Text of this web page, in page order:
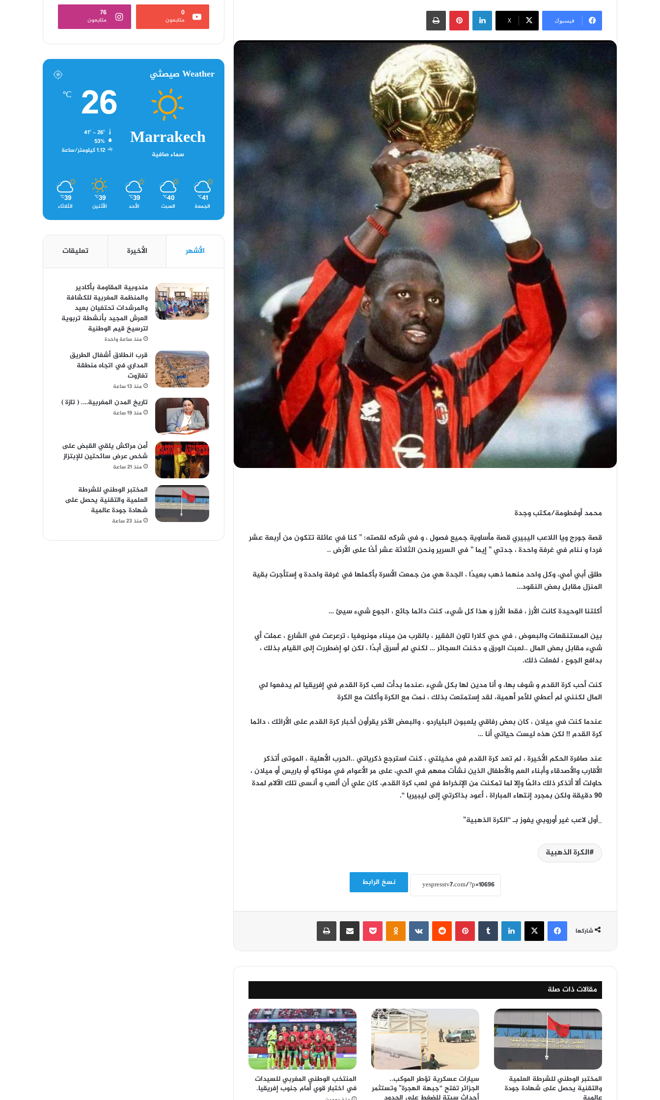
فيسبوك ‫X
لينكدإن بينتيريست
محمد أوفطومة/مكتب وجدة
قصة جورج ويا اللاعب اليبيري قصة مأساوية جميع فصول ، و في شركه لقصته: ” كنا في عائلة تتكون من أربعة عشر
فردا و ننام في غرفة واحدة ، جدتي ” إيما ” في السرير ونحن الثلاثة عشر أخًا على الأرض ..
طلق أبي أمي، وكل واحد منهما ذهب بعيدًا ، الجدة هي من جمعت الأسرة بأكملها في غرفة واحدة و إستأجرت بقية
المنزل مقابل بعض النقود…
أكلتنا الوحيدة كانت الأرز ، فقط الأرز و هذا كل شيء، كنت دائما جائع ، الجوع شيء سيئ …
بين المستنقعات والبعوض ، في حي كلارا تاون الفقير ، بالقرب من ميناء مونروفيا ، ترعرعت في الشارع ، عملت أي
شيء مقابل بعض المال ..لعبت الورق و دخنت السجائر … لكني لم أسرق أبدًا ، لكن لو إضطررت إلى القيام بذلك ،
بدافع الجوع ، لفعلت ذلك.
كنت أحب كرة القدم و شوف بها، و أنا مدين لها بكل شيء ،عندما بدأت لعب كرة القدم في إفريقيا لم يدفعوا لي
المال لكنني لم أعطي للأمر أهمية، لقد إستمتعت بذلك ، نمت مع الكرة وأكلت مع الكرة
عندما كنت في ميلان ، كان بعض رفاقي يلعبون البلياردو ، والبعض الآخر يقرأون أخبار كرة القدم على الأرائك ، دائما
كرة القدم !! لكن هذه ليست حياتي أنا …
عند صافرة الحكم الأخيرة ، لم تعد كرة القدم في مخيلتي ، كنت استرجع ذكرياتي ..الحرب الأهلية ، الموتى أتذكر
الأقارب والأصدقاء وأبناء العم والأطفال الذين نشأت معهم في الحي، على مر الأعوام في موناكو أو باريس أو ميلان ،
حاولت ألا أتذكر ذلك دائمًا وإلا لما تمكنت من الإنخراط في لعب كرة القدم، كان علي أن ألعب و أنسى تلك الآلام لمدة
90 دقيقة ولكن بمجرد إنتهاء المباراة ، أعود بذاكرتي إلى ليبيريا “.
_أول لاعب غير أوروبي يفوز بـ “الكرة الذهبية”
الكرة الذهبية
نسخ الرابط
شاركها
فيسبوك ‫X لينكدإن بينتيريست مشاركة عبر البريد
مقالات ذات صلة
المختبر الوطني للشرطة العلمية
والتقنية يحصل على شهادة جودة
عالمية
سيارات عسكرية تؤطر الموكب..
الجزائر تفتح “جبهة الهجرة” وتستثمر
أحداث سبتة للضغط على الحدود
المنتخب الوطني المغربي للسيدات
في اختبار قوي أمام جنوب إفريقيا.
0
متابعون
76
متابعون
Weather صيصثي
Marrakech
سماء صافية
26
℃
41º - 26º
53%
1.12 كيلومتر/ساعة
41
℃
الجمعة
40
℃
السبت
39
℃
الأحد
39
℃
الأثنين
39
℃
الثلاثاء
الأشهر الأخيرة تعليقات
مندوبية المقاومة بأكادير
والمنظمة المغربية للكشافة
والمرشدات تحتفيان بعيد
العرش المجيد بأنشطة تربوية
لترسيخ قيم الوطنية
منذ ساعة واحدة
قرب انطلاق أشغال الطريق
المداري في اتجاه منطقة
تغازوت
منذ 13 ساعة
تاريخ المدن المغربية…. ( تازة )
منذ 19 ساعة
أمن مراكش يلقي القبض على
شخص عرض سائحتين للإبتزاز
منذ 21 ساعة
المختبر الوطني للشرطة
العلمية والتقنية يحصل على
شهادة جودة عالمية
منذ 23 ساعة